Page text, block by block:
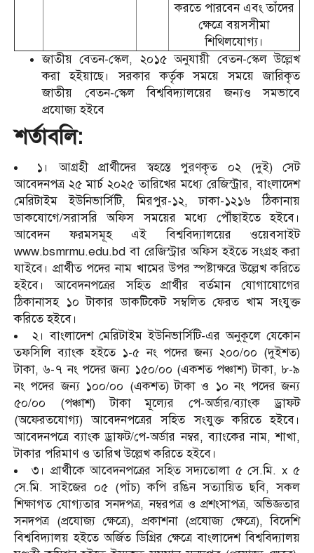
করতে পারবেন এবং তাঁদের
ক্ষেত্রে বয়সসীমা
শিথিলযোগ্য।
জাতীয় বেতন-স্কেল, ২০১৫ অনুযায়ী বেতন-স্কেল উল্লেখ
করা হইয়াছে। সরকার কর্তৃক সময়ে সময়ে জারিকৃত
জাতীয় বেতন-স্কেল বিশ্ববিদ্যালয়ের জন্যও সমভাবে
প্রযোজ্য হইবে
শর্তাবলি:
১। আগ্রহী প্রার্থীদের স্বহস্তে পুরণকৃত ০২ (দুই) সেট
আবেদনপত্র ২৫ মার্চ ২০২৫ তারিখের মধ্যে রেজিস্ট্রার, বাংলাদেশ
মেরিটাইম ইউনিভার্সিটি, মিরপুর-১২, ঢাকা-১২১৬ ঠিকানায়
ডাকযোগে/সরাসরি অফিস সময়ের মধ্যে পৌঁছাইতে হইবে।
আবেদন ফরমসমূহ এই বিশ্ববিদ্যালয়ের ওয়েবসাইট
www.bsmrmu.edu.bd বা রেজিস্ট্রার অফিস হইতে সংগ্রহ করা
যাইবে। প্রার্থীত পদের নাম খামের উপর স্পষ্টাক্ষরে উল্লেখ করিতে
হইবে। আবেদনপত্রের সহিত প্রার্থীর বর্তমান যোগাযোগের
ঠিকানাসহ ১০ টাকার ডাকটিকেট সম্বলিত ফেরত খাম সংযুক্ত
করিতে হইবে।
২। বাংলাদেশ মেরিটাইম ইউনিভার্সিটি-এর অনুকূলে যেকোন
তফসিলি ব্যাংক হইতে ১-৫ নং পদের জন্য ২০০/০০ (দুইশত)
টাকা, ৬-৭ নং পদের জন্য ১৫০/০০ (একশত পঞ্চাশ) টাকা, ৮-৯
নং পদের জন্য ১০০/০০ (একশত) টাকা ও ১০ নং পদের জন্য
৫০/০০ (পঞ্চাশ) টাকা মূল্যের পে-অর্ডার/ব্যাংক ড্রাফট
(অফেরতযোগ্য) আবেদনপত্রের সহিত সংযুক্ত করিতে হইবে।
আবেদনপত্রে ব্যাংক ড্রাফট/পে-অর্ডার নম্বর, ব্যাংকের নাম, শাখা,
টাকার পরিমাণ ও তারিখ উল্লেখ করিতে হইবে।
৩। প্রার্থীকে আবেদনপত্রের সহিত সদ্যতোলা ৫ সে.মি. x ৫
সে.মি. সাইজের ০৫ (পাঁচ) কপি রঙিন সত্যায়িত ছবি, সকল
শিক্ষাগত যোগ্যতার সনদপত্র, নম্বরপত্র ও প্রশংসাপত্র, অভিজ্ঞতার
সনদপত্র (প্রযোজ্য ক্ষেত্রে), প্রকাশনা (প্রযোজ্য ক্ষেত্রে), বিদেশি
বিশ্ববিদ্যালয় হইতে অর্জিত ডিগ্রির ক্ষেত্রে বাংলাদেশ বিশ্ববিদ্যালয়